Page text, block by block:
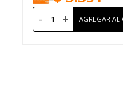
- +